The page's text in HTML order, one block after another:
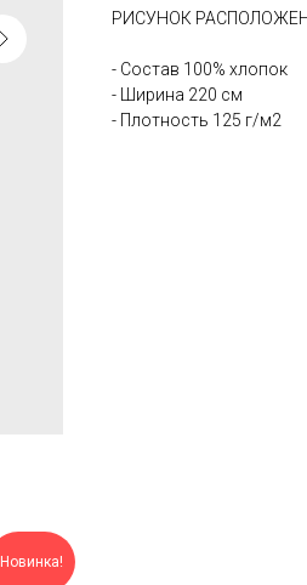
РИСУНОК
- Состав 100% хлопок
- Ширина 220 см
- Плотность 125 г/м2
Новинка!